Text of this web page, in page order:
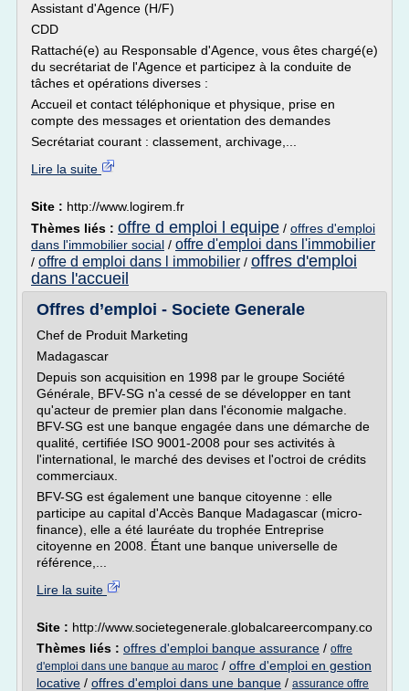
Assistant d'Agence (H/F)
CDD
Rattaché(e) au Responsable d'Agence, vous êtes chargé(e)
du secrétariat de l'Agence et participez à la conduite de
tâches et opérations diverses :
Accueil et contact téléphonique et physique, prise en
compte des messages et orientation des demandes
Secrétariat courant : classement, archivage,...
Lire la suite
Site : http://www.logirem.fr
Thèmes liés : offre d emploi l equipe / offres d'emploi
dans l'immobilier social / offre d'emploi dans l'immobilier
/ offre d emploi dans l immobilier / offres d'emploi
dans l'accueil
Offres d’emploi - Societe Generale
Chef de Produit Marketing
Madagascar
Depuis son acquisition en 1998 par le groupe Société
Générale, BFV-SG n'a cessé de se développer en tant
qu'acteur de premier plan dans l'économie malgache.
BFV-SG est une banque engagée dans une démarche de
qualité, certifiée ISO 9001-2008 pour ses activités à
l'international, le marché des devises et l'octroi de crédits
commerciaux.
BFV-SG est également une banque citoyenne : elle
participe au capital d'Accès Banque Madagascar (micro-
finance), elle a été lauréate du trophée Entreprise
citoyenne en 2008. Étant une banque universelle de
référence,...
Lire la suite
Site : http://www.societegenerale.globalcareercompany.co
Thèmes liés : offres d'emploi banque assurance / offre
d'emploi dans une banque au maroc / offre d'emploi en gestion
locative / offres d'emploi dans une banque / assurance offre